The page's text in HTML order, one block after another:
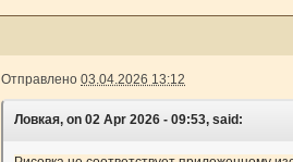
Отправлено03.04.2026 13:12
Ловкая, on 02 Apr 2026 - 09:53, said: